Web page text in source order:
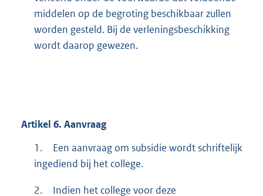
middelen op de begroting beschikbaar zullen
worden gesteld. Bij de verleningsbeschikking
wordt daarop gewezen.
Artikel 6. Aanvraag
1.
Een aanvraag om subsidie wordt schriftelijk
ingediend bij het college.
2.
Indien het college voor deze